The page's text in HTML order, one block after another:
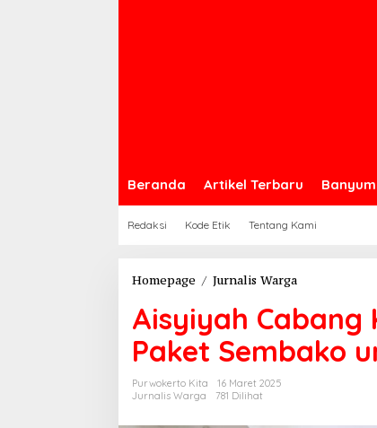
Beranda Artikel Terbaru
Redaksi Kode Etik Tentang Kami
Homepage / Jurnalis WargaAisyiyah
Kembaran
Bagikan
Ratusan
Paket
Aisyiyah Cabang
Paket Sembako
Purwokerto Kita
16 Maret 2025
Jurnalis Warga
781 Dilihat